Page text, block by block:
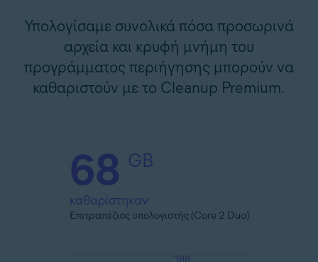
Υπολογίσαμε συνολικά πόσα προσωρινά
αρχεία και κρυφή μνήμη του
προγράμματος περιήγησης μπορούν να
καθαριστούν με το Cleanup Premium.
68 GB
καθαρίστηκαν
Επιτραπέζιος υπολογιστής (Core 2 Duo)
188